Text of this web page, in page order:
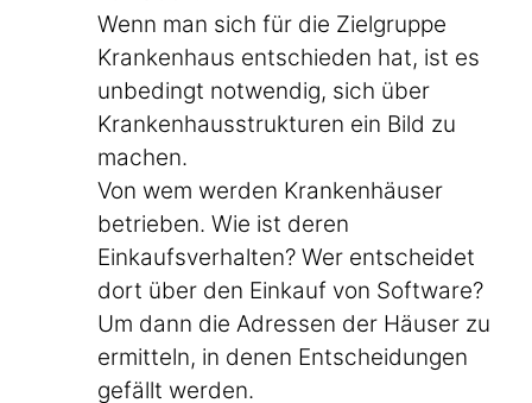
Wenn man sich für die Zielgruppe
Krankenhaus entschieden hat, ist es
unbedingt notwendig, sich über
Krankenhausstrukturen ein Bild zu
machen.
Von wem werden Krankenhäuser
betrieben. Wie ist deren
Einkaufsverhalten? Wer entscheidet
dort über den Einkauf von Software?
Um dann die Adressen der Häuser zu
ermitteln, in denen Entscheidungen
gefällt werden.